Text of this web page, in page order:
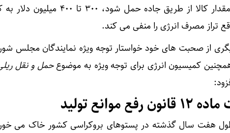
عایدی دارد اما اگر همین مقدار کالا از طریق جاده حمل
تراز مصرف انرژی را منفی می کند.
از صحبت های خود خواستار توجه ویژه نمایندگان مجلس
کمیسیون انرژی برای توجه ویژه به موضوعحمل و نقل
تولید
هفت سال گذشته در پستوهای بروکراسی کشور خاک می